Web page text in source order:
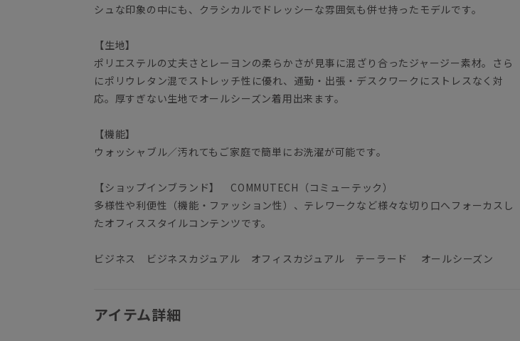
シュな印象の中にも、クラシカルでドレッシーな雰囲気も併せ持ったモデルです。
【生地】
ポリエステルの丈夫さとレーヨンの柔らかさが見事に混ざり合ったジャージー素材。さら
にポリウレタン混でストレッチ性に優れ、通勤・出張・デスクワークにストレスなく対
応。厚すぎない生地でオールシーズン着用出来ます。
【機能】
ウォッシャブル／汚れてもご家庭で簡単にお洗濯が可能です。
【ショップインブランド】 COMMUTECH（コミューテック）
多様性や利便性（機能・ファッション性）、テレワークなど様々な切り口へフォーカスし
たオフィススタイルコンテンツです。
ビジネス ビジネスカジュアル オフィスカジュアル テーラード オールシーズン
アイテム詳細